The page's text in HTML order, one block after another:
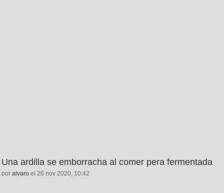
Una ardilla se emborracha al comer pera fermentada
por alvaro el 26 nov 2020, 10:42